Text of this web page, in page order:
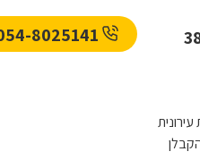
38 התחדשות עירונית